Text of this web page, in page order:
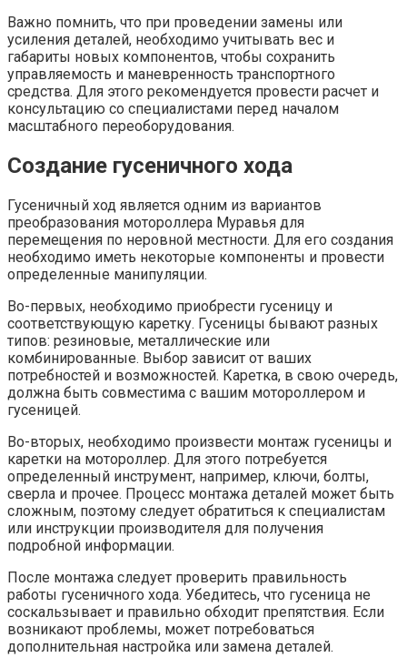
Важно помнить, что при проведении замены или
усиления деталей, необходимо учитывать вес и
габариты новых компонентов, чтобы сохранить
управляемость и маневренность транспортного
средства. Для этого рекомендуется провести расчет и
консультацию со специалистами перед началом
масштабного переоборудования.
Создание гусеничного хода
Гусеничный ход является одним из вариантов
преобразования мотороллера Муравья для
перемещения по неровной местности. Для его создания
необходимо иметь некоторые компоненты и провести
определенные манипуляции.
Во-первых, необходимо приобрести гусеницу и
соответствующую каретку. Гусеницы бывают разных
типов: резиновые, металлические или
комбинированные. Выбор зависит от ваших
потребностей и возможностей. Каретка, в свою очередь,
должна быть совместима с вашим мотороллером и
гусеницей.
Во-вторых, необходимо произвести монтаж гусеницы и
каретки на мотороллер. Для этого потребуется
определенный инструмент, например, ключи, болты,
сверла и прочее. Процесс монтажа деталей может быть
сложным, поэтому следует обратиться к специалистам
или инструкции производителя для получения
подробной информации.
После монтажа следует проверить правильность
работы гусеничного хода. Убедитесь, что гусеница не
соскальзывает и правильно обходит препятствия. Если
возникают проблемы, может потребоваться
дополнительная настройка или замена деталей.